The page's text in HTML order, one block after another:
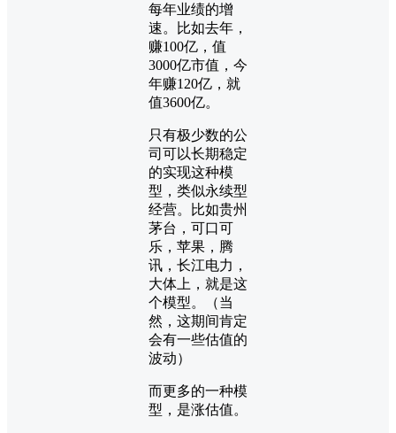
每年业绩的增
速。比如去年，
赚100亿，值
3000亿市值，今
年赚120亿，就
值3600亿。
只有极少数的公
司可以长期稳定
的实现这种模
型，类似永续型
经营。比如贵州
茅台，可口可
乐，苹果，腾
讯，长江电力，
大体上，就是这
个模型。（当
然，这期间肯定
会有一些估值的
波动）
而更多的一种模
型，是涨估值。